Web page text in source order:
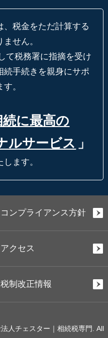
、税金をただ計算する
せん。
て税務署に指摘を受け
続手続きを親身にサポ
。
に最高の
ルサービス 」
ます。
コンプライアンス方針
アクセス
税制改正情報
人チェスター｜相続税専門. All